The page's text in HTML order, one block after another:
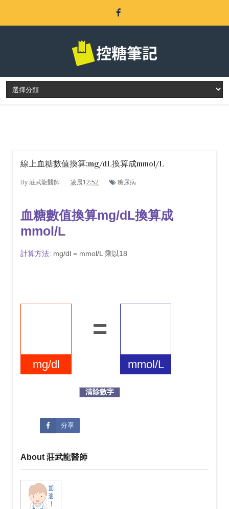
LATEST POST
線上血糖數值換算:mg/dL換算成mmol/L
By莊武龍醫師 凌晨12:52 糖尿病
血糖數值換算mg/dL換算成
mmol/L
計算方法: mg/dl = mmol/L 乘以18
mg/dl
=
mmol/L
分享
About 莊武龍醫師